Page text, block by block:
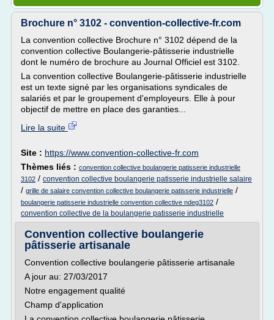
Brochure n° 3102 - convention-collective-fr.com
La convention collective Brochure n° 3102 dépend de la
convention collective Boulangerie-pâtisserie industrielle
dont le numéro de brochure au Journal Officiel est 3102.
La convention collective Boulangerie-pâtisserie industrielle
est un texte signé par les organisations syndicales de
salariés et par le groupement d'employeurs. Elle à pour
objectif de mettre en place des garanties...
Lire la suite
Site : https://www.convention-collective-fr.com
Thèmes liés : convention collective boulangerie patisserie industrielle
3102 / convention collective boulangerie patisserie industrielle salaire
/ grille de salaire convention collective boulangerie patisserie industrielle /
boulangerie patisserie industrielle convention collective ndeg3102 /
convention collective de la boulangerie patisserie industrielle
Convention collective boulangerie
pâtisserie artisanale
Convention collective boulangerie pâtisserie artisanale
A jour au: 27/03/2017
Notre engagement qualité
Champ d'application